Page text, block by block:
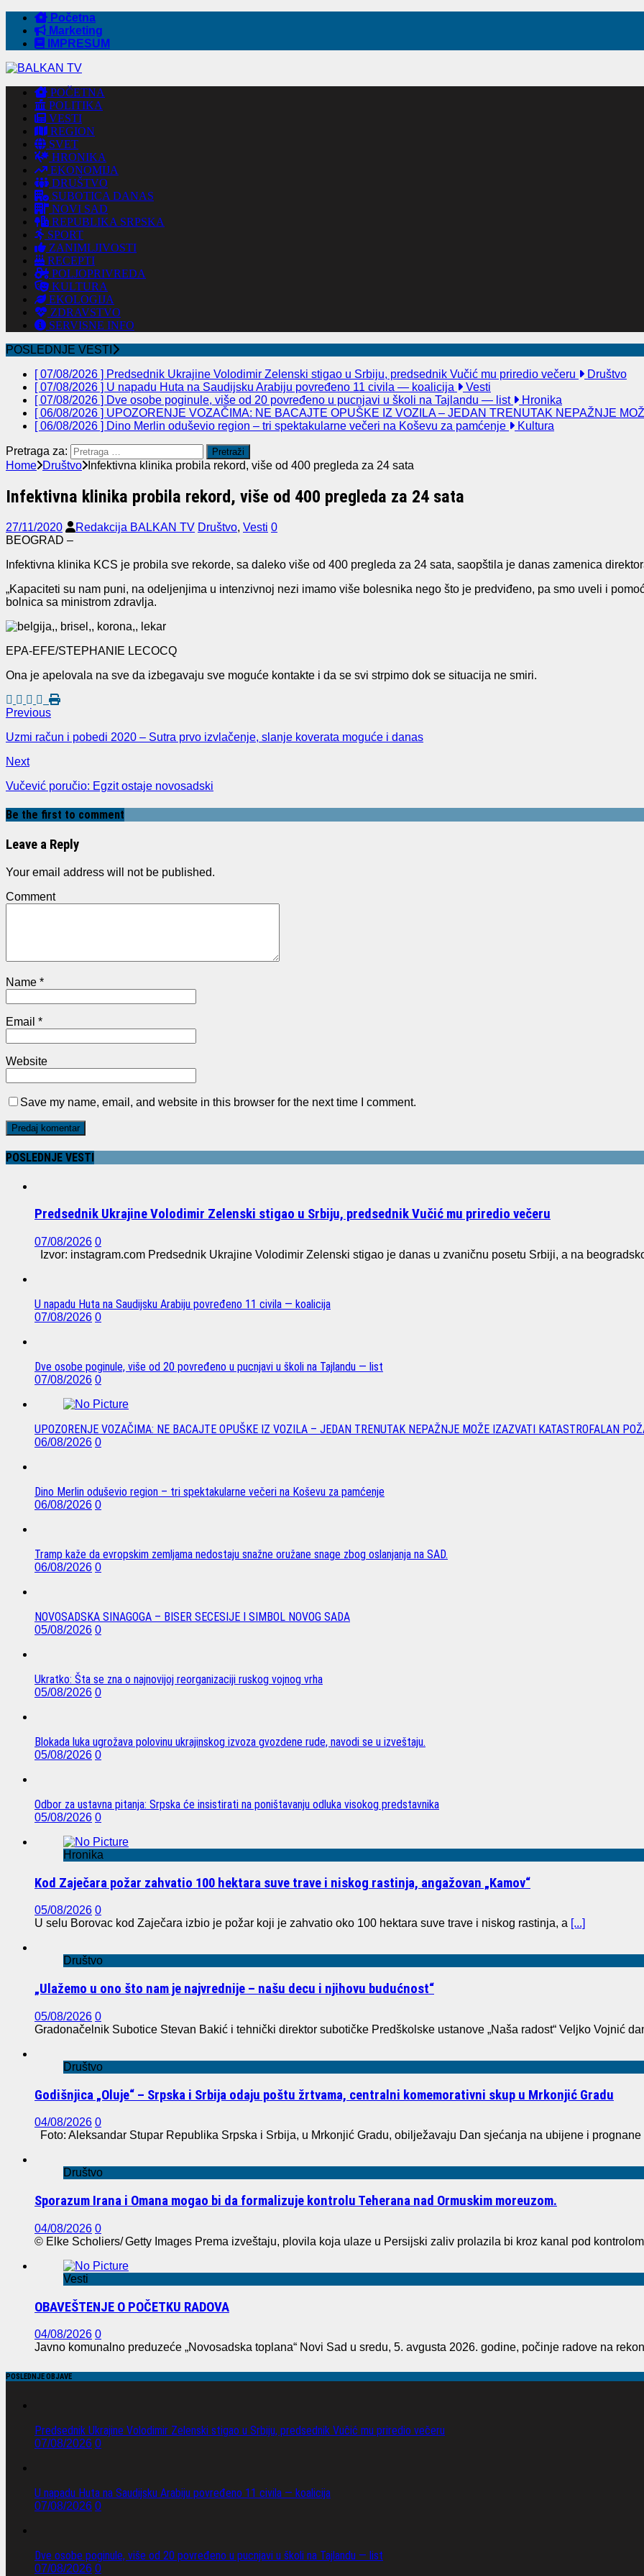
Početna
Marketing
IMPRESUM
POČETNA
POLITIKA
VESTI
REGION
SVET
HRONIKA
EKONOMIJA
DRUŠTVO
SUBOTICA DANAS
NOVI SAD
REPUBLIKA SRPSKA
SPORT
ZANIMLJIVOSTI
RECEPTI
POLJOPRIVREDA
KULTURA
EKOLOGIJA
ZDRAVSTVO
SERVISNE INFO
POSLEDNJE VESTI
[ 07/08/2026 ] Predsednik Ukrajine Volodimir Zelenski stigao u Srbiju, predsednik Vučić mu priredio večeru
Društvo
[ 07/08/2026 ] U napadu Huta na Saudijsku Arabiju povređeno 11 civila — koalicija
Vesti
[ 07/08/2026 ] Dve osobe poginule, više od 20 povređeno u pucnjavi u školi na Tajlandu — list
Hronika
[ 06/08/2026 ] UPOZORENJE VOZAČIMA: NE BACAJTE OPUŠKE IZ VOZILA – JEDAN TRENUTAK NEPAŽNJE
[ 06/08/2026 ] Dino Merlin oduševio region – tri spektakularne večeri na Koševu za pamćenje Kultura
Pretraga za:
Home Društvo Infektivna klinika probila rekord, više od 400 pregleda za 24 sata
Infektivna klinika probila rekord, više od 400 pregleda za 24 sata
27/11/2020 Redakcija BALKAN TV Društvo, Vesti 0
BEOGRAD –
Infektivna klinika KCS je probila sve rekorde, sa daleko više od 400 pregleda za 24 sata, saopštila je danas zamenica
„Kapaciteti su nam puni, na odeljenjima u intenzivnoj nezi imamo više bolesnika nego što je predviđeno, pa smo uveli i
bolnica sa ministrom zdravlja.
EPA-EFE/STEPHANIE LECOCQ
Ona je apelovala na sve da izbegavaju sve moguće kontakte i da se svi strpimo dok se situacija ne smiri.
Previous
Uzmi račun i pobedi 2020 – Sutra prvo izvlačenje, slanje koverata moguće i danas
Next
Vučević poručio: Egzit ostaje novosadski
Be the first to comment
Leave a Reply
Your email address will not be published.
Comment
Name *
Email *
Website
Save my name, email, and website in this browser for the next time I comment.
POSLEDNJE VESTI
Predsednik Ukrajine Volodimir Zelenski stigao u Srbiju, predsednik Vučić mu priredio večeru
07/08/2026 0
Izvor: instagram.com Predsednik Ukrajine Volodimir Zelenski stigao je danas u zvaničnu posetu Srbiji, a na
U napadu Huta na Saudijsku Arabiju povređeno 11 civila — koalicija
07/08/2026 0
Dve osobe poginule, više od 20 povređeno u pucnjavi u školi na Tajlandu — list
07/08/2026 0
UPOZORENJE VOZAČIMA: NE BACAJTE OPUŠKE IZ VOZILA – JEDAN TRENUTAK NEPAŽNJE MOŽE IZAZVATI KATASTROFALAN
06/08/2026 0
Dino Merlin oduševio region – tri spektakularne večeri na Koševu za pamćenje
06/08/2026 0
Tramp kaže da evropskim zemljama nedostaju snažne oružane snage zbog oslanjanja na SAD.
06/08/2026 0
NOVOSADSKA SINAGOGA – BISER SECESIJE I SIMBOL NOVOG SADA
05/08/2026 0
Ukratko: Šta se zna o najnovijoj reorganizaciji ruskog vojnog vrha
05/08/2026 0
Blokada luka ugrožava polovinu ukrajinskog izvoza gvozdene rude, navodi se u izveštaju.
05/08/2026 0
Odbor za ustavna pitanja: Srpska će insistirati na poništavanju odluka visokog predstavnika
05/08/2026 0
Hronika
Kod Zaječara požar zahvatio 100 hektara suve trave i niskog rastinja, angažovan „Kamov“
05/08/2026 0
U selu Borovac kod Zaječara izbio je požar koji je zahvatio oko 100 hektara suve trave i niskog rastinja, a [...]
Društvo
„Ulažemo u ono što nam je najvrednije – našu decu i njihovu budućnost“
05/08/2026 0
Gradonačelnik Subotice Stevan Bakić i tehnički direktor subotičke Predškolske ustanove „Naša radost“ Veljko Vojnić
Društvo
Godišnjica „Oluje“ – Srpska i Srbija odaju poštu žrtvama, centralni komemorativni skup u Mrkonjić Gradu
04/08/2026 0
Foto: Aleksandar Stupar Republika Srpska i Srbija, u Mrkonjić Gradu, obilježavaju Dan sjećanja na ubijene i
Društvo
Sporazum Irana i Omana mogao bi da formalizuje kontrolu Teherana nad Ormuskim moreuzom.
04/08/2026 0
© Elke Scholiers/ Getty Images Prema izveštaju, plovila koja ulaze u Persijski zaliv prolazila bi kroz kanal pod
Vesti
OBAVEŠTENJE O POČETKU RADOVA
04/08/2026 0
Javno komunalno preduzeće „Novosadska toplana“ Novi Sad u sredu, 5. avgusta 2026. godine, počinje radove na
POSLEDNJE OBJAVE
Predsednik Ukrajine Volodimir Zelenski stigao u Srbiju, predsednik Vučić mu priredio večeru
07/08/2026 0
U napadu Huta na Saudijsku Arabiju povređeno 11 civila — koalicija
07/08/2026 0
Dve osobe poginule, više od 20 povređeno u pucnjavi u školi na Tajlandu — list
07/08/2026 0